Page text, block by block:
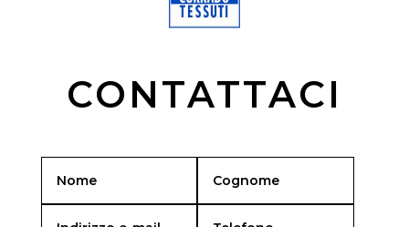
CONTATTACI